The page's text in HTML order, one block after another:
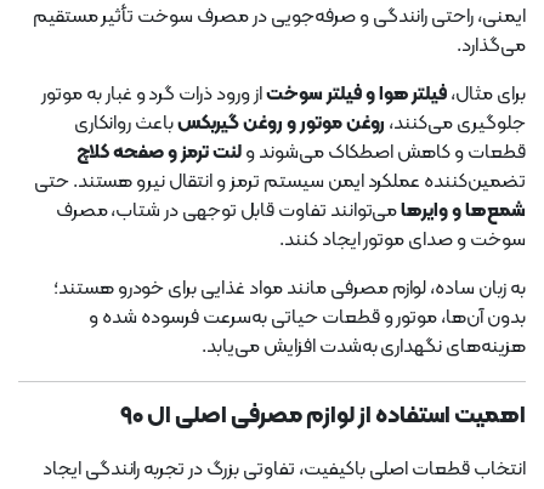
ایمنی، راحتی رانندگی و صرفه‌جویی در مصرف سوخت تأثیر مستقیم
می‌گذارد.
برای مثال،فیلتر هوا و فیلتر سوختاز ورود ذرات گرد و غبار به موتور
جلوگیری می‌کنند، روغن موتور و روغن گیربکسباعث روانکاری
قطعات و کاهش اصطکاک می‌شوند ولنت ترمز و صفحه کلاچ
تضمین‌کننده عملکرد ایمن سیستم ترمز و انتقال نیرو هستند. حتی
شمع‌ها و وایرهامی‌توانند تفاوت قابل توجهی در شتاب، مصرف
سوخت و صدای موتور ایجاد کنند.
به زبان ساده، لوازم مصرفی مانند مواد غذایی برای خودرو هستند؛
بدون آن‌ها، موتور و قطعات حیاتی به‌سرعت فرسوده شده و
هزینه‌های نگهداری به‌شدت افزایش می‌یابد.
اهمیت استفاده از لوازم مصرفی اصلی ال ۹۰
انتخاب قطعات اصلی باکیفیت، تفاوتی بزرگ در تجربه رانندگی ایجاد